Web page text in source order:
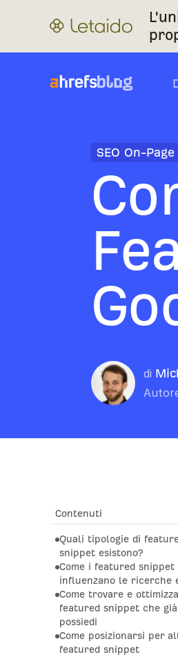
SEO On-Page
di
Contenuti
Quali tipologie di
snippet esistono?
Come i featured snippet
influenzano le ricerche
Come trovare e
featured snippet che già
possiedi
Come posizionarsi per
featured snippet